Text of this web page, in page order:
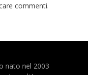
commenti.
nato nel 2003